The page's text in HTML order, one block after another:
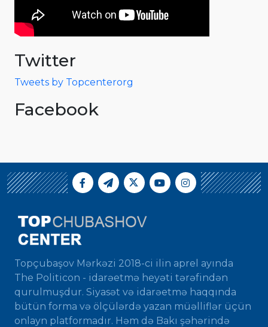
Twitter
Tweets by Topcenterorg
Facebook
Topçubaşov Mərkəzi 2018-ci ilin aprel ayında
The Politicon - idarəetmə heyəti tərəfindən
qurulmuşdur. Siyasət və idarəetmə haqqında
bütün forma və ölçülərdə yazan müəlliflər üçün
onlayn platformadır. Həm də Bakı şəhərində